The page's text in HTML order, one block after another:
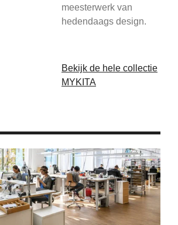
meesterwerk van
hedendaags design.
Bekijk de hele collectie
MYKITA